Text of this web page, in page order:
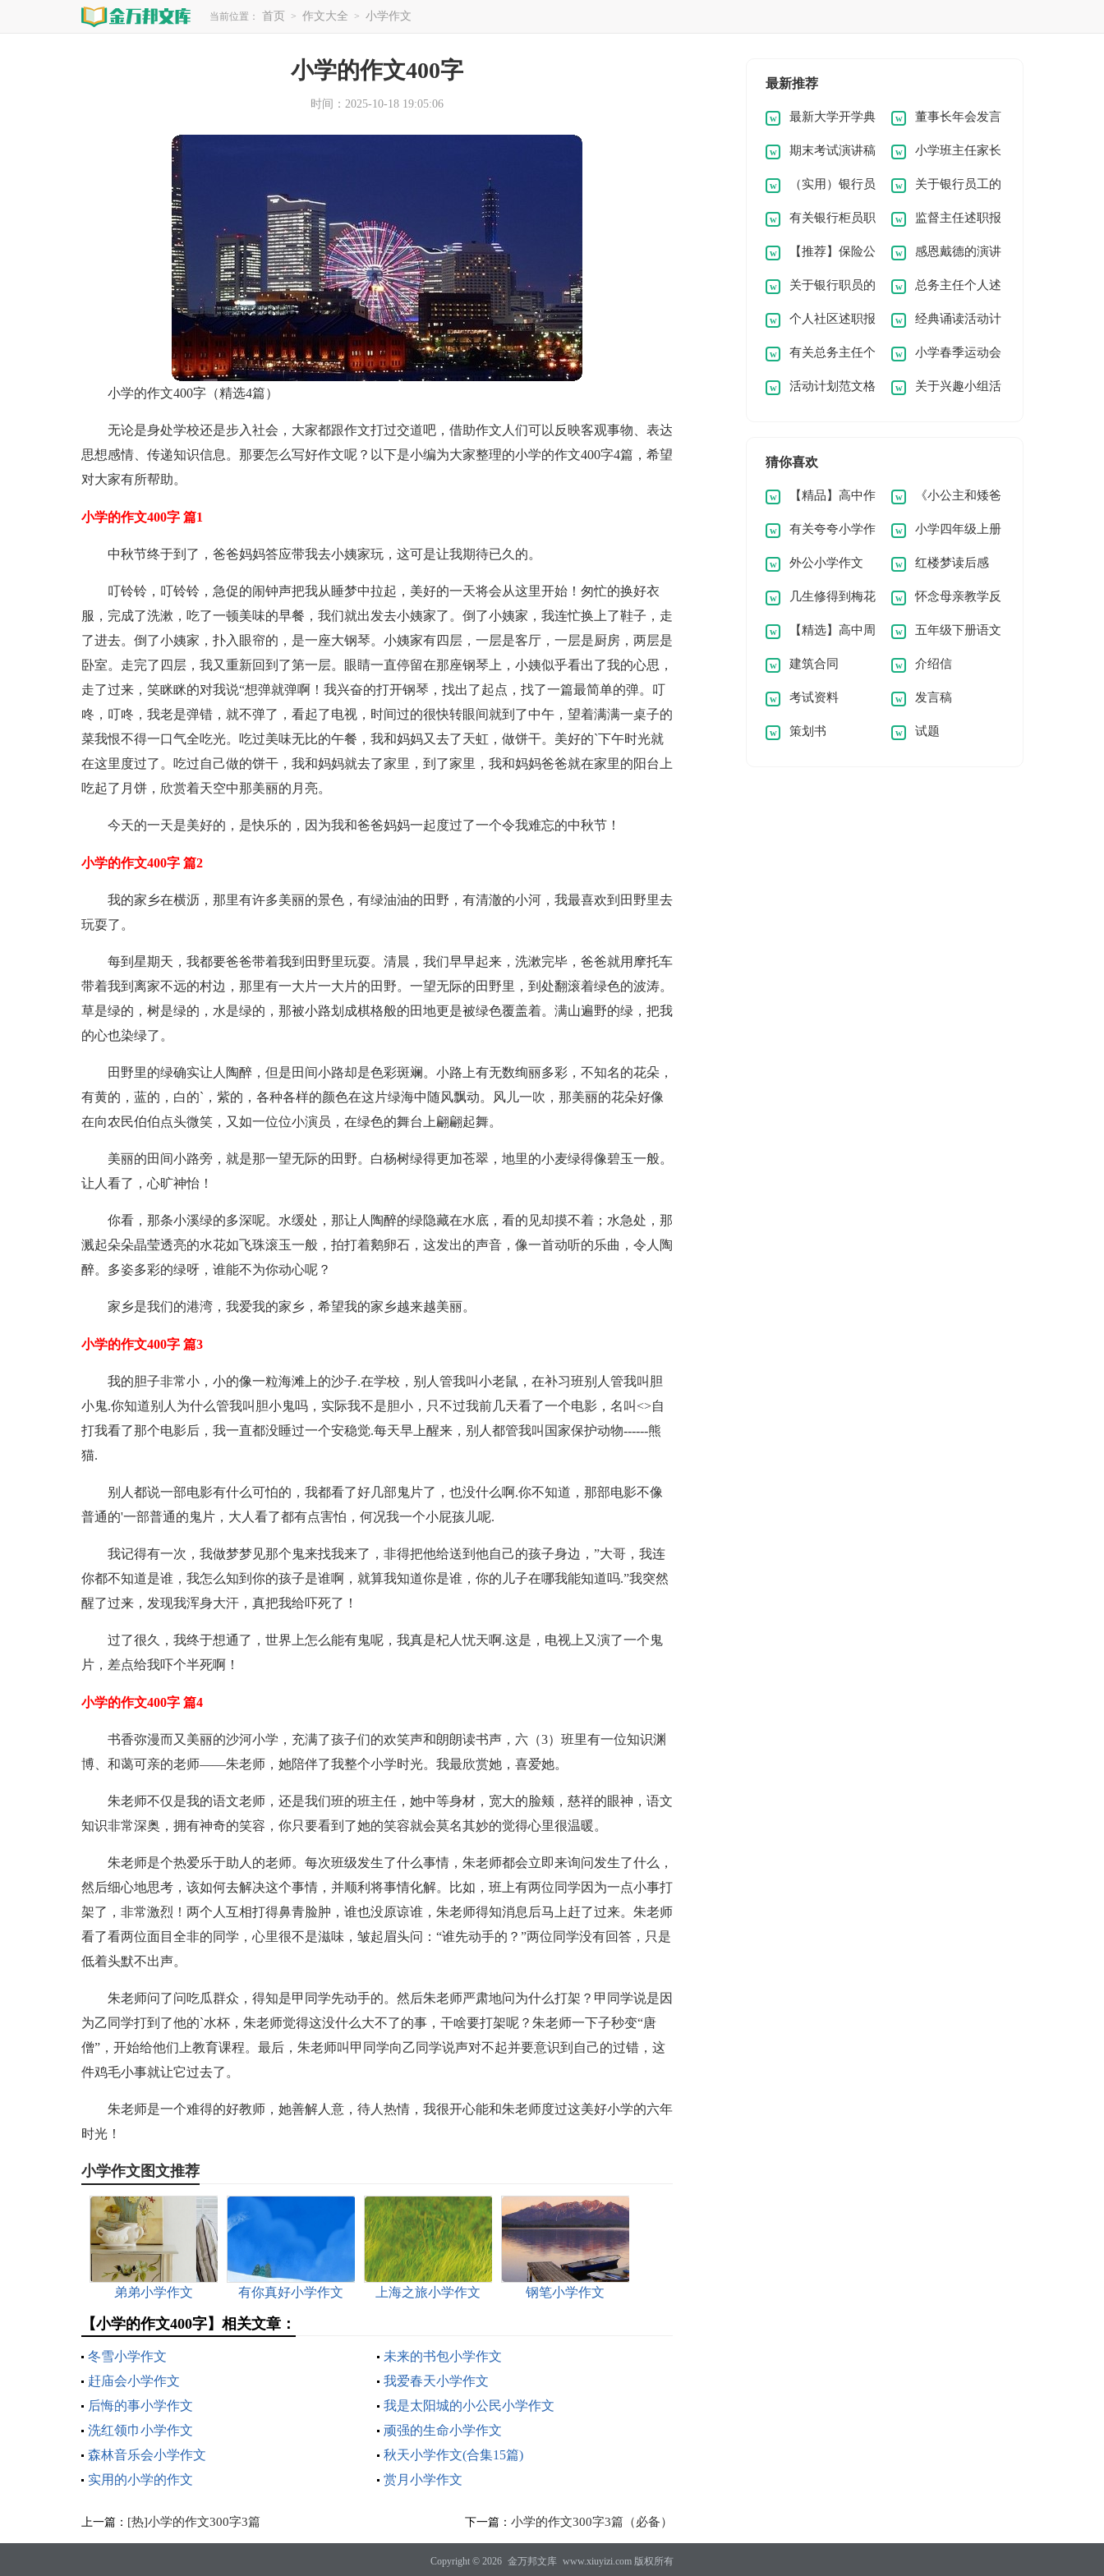
当前位置： 首页 > 作文大全 > 小学作文
小学的作文400字
时间：2025-10-18 19:05:06
小学的作文400字（精选4篇）
无论是身处学校还是步入社会，大家都跟作文打过交道吧，借助作文人们可以反映客观事物、表达
思想感情、传递知识信息。那要怎么写好作文呢？以下是小编为大家整理的小学的作文400字4篇，希望
对大家有所帮助。
小学的作文400字 篇1
中秋节终于到了，爸爸妈妈答应带我去小姨家玩，这可是让我期待已久的。
叮铃铃，叮铃铃，急促的闹钟声把我从睡梦中拉起，美好的一天将会从这里开始！匆忙的换好衣
服，完成了洗漱，吃了一顿美味的早餐，我们就出发去小姨家了。倒了小姨家，我连忙换上了鞋子，走
了进去。倒了小姨家，扑入眼帘的，是一座大钢琴。小姨家有四层，一层是客厅，一层是厨房，两层是
卧室。走完了四层，我又重新回到了第一层。眼睛一直停留在那座钢琴上，小姨似乎看出了我的心思，
走了过来，笑眯眯的对我说“想弹就弹啊！我兴奋的打开钢琴，找出了起点，找了一篇最简单的弹。叮
咚，叮咚，我老是弹错，就不弹了，看起了电视，时间过的很快转眼间就到了中午，望着满满一桌子的
菜我恨不得一口气全吃光。吃过美味无比的午餐，我和妈妈又去了天虹，做饼干。美好的`下午时光就
在这里度过了。吃过自己做的饼干，我和妈妈就去了家里，到了家里，我和妈妈爸爸就在家里的阳台上
吃起了月饼，欣赏着天空中那美丽的月亮。
今天的一天是美好的，是快乐的，因为我和爸爸妈妈一起度过了一个令我难忘的中秋节！
小学的作文400字 篇2
我的家乡在横沥，那里有许多美丽的景色，有绿油油的田野，有清澈的小河，我最喜欢到田野里去
玩耍了。
每到星期天，我都要爸爸带着我到田野里玩耍。清晨，我们早早起来，洗漱完毕，爸爸就用摩托车
带着我到离家不远的村边，那里有一大片一大片的田野。一望无际的田野里，到处翻滚着绿色的波涛。
草是绿的，树是绿的，水是绿的，那被小路划成棋格般的田地更是被绿色覆盖着。满山遍野的绿，把我
的心也染绿了。
田野里的绿确实让人陶醉，但是田间小路却是色彩斑斓。小路上有无数绚丽多彩，不知名的花朵，
有黄的，蓝的，白的`，紫的，各种各样的颜色在这片绿海中随风飘动。风儿一吹，那美丽的花朵好像
在向农民伯伯点头微笑，又如一位位小演员，在绿色的舞台上翩翩起舞。
美丽的田间小路旁，就是那一望无际的田野。白杨树绿得更加苍翠，地里的小麦绿得像碧玉一般。
让人看了，心旷神怡！
你看，那条小溪绿的多深呢。水缓处，那让人陶醉的绿隐藏在水底，看的见却摸不着；水急处，那
溅起朵朵晶莹透亮的水花如飞珠滚玉一般，拍打着鹅卵石，这发出的声音，像一首动听的乐曲，令人陶
醉。多姿多彩的绿呀，谁能不为你动心呢？
家乡是我们的港湾，我爱我的家乡，希望我的家乡越来越美丽。
小学的作文400字 篇3
我的胆子非常小，小的像一粒海滩上的沙子.在学校，别人管我叫小老鼠，在补习班别人管我叫胆
小鬼.你知道别人为什么管我叫胆小鬼吗，实际我不是胆小，只不过我前几天看了一个电影，名叫<>自
打我看了那个电影后，我一直都没睡过一个安稳觉.每天早上醒来，别人都管我叫国家保护动物------熊
猫.
别人都说一部电影有什么可怕的，我都看了好几部鬼片了，也没什么啊.你不知道，那部电影不像
普通的'一部普通的鬼片，大人看了都有点害怕，何况我一个小屁孩儿呢.
我记得有一次，我做梦梦见那个鬼来找我来了，非得把他给送到他自己的孩子身边，”大哥，我连
你都不知道是谁，我怎么知到你的孩子是谁啊，就算我知道你是谁，你的儿子在哪我能知道吗.”我突然
醒了过来，发现我浑身大汗，真把我给吓死了！
过了很久，我终于想通了，世界上怎么能有鬼呢，我真是杞人忧天啊.这是，电视上又演了一个鬼
片，差点给我吓个半死啊！
小学的作文400字 篇4
书香弥漫而又美丽的沙河小学，充满了孩子们的欢笑声和朗朗读书声，六（3）班里有一位知识渊
博、和蔼可亲的老师——朱老师，她陪伴了我整个小学时光。我最欣赏她，喜爱她。
朱老师不仅是我的语文老师，还是我们班的班主任，她中等身材，宽大的脸颊，慈祥的眼神，语文
知识非常深奥，拥有神奇的笑容，你只要看到了她的笑容就会莫名其妙的觉得心里很温暖。
朱老师是个热爱乐于助人的老师。每次班级发生了什么事情，朱老师都会立即来询问发生了什么，
然后细心地思考，该如何去解决这个事情，并顺利将事情化解。比如，班上有两位同学因为一点小事打
架了，非常激烈！两个人互相打得鼻青脸肿，谁也没原谅谁，朱老师得知消息后马上赶了过来。朱老师
看了看两位面目全非的同学，心里很不是滋味，皱起眉头问：“谁先动手的？”两位同学没有回答，只是
低着头默不出声。
朱老师问了问吃瓜群众，得知是甲同学先动手的。然后朱老师严肃地问为什么打架？甲同学说是因
为乙同学打到了他的`水杯，朱老师觉得这没什么大不了的事，干啥要打架呢？朱老师一下子秒变“唐
僧”，开始给他们上教育课程。最后，朱老师叫甲同学向乙同学说声对不起并要意识到自己的过错，这
件鸡毛小事就让它过去了。
朱老师是一个难得的好教师，她善解人意，待人热情，我很开心能和朱老师度过这美好小学的六年
时光！
小学作文图文推荐
弟弟小学作文 有你真好小学作文 上海之旅小学作文 钢笔小学作文
【小学的作文400字】相关文章：
冬雪小学作文
未来的书包小学作文
赶庙会小学作文
我爱春天小学作文
后悔的事小学作文
我是太阳城的小公民小学作文
洗红领巾小学作文
顽强的生命小学作文
森林音乐会小学作文
秋天小学作文(合集15篇)
实用的小学的作文
赏月小学作文
上一篇： [热]小学的作文300字3篇 下一篇： 小学的作文300字3篇（必备）
最新推荐
最新大学开学典
礼发言稿范文
董事长年会发言
稿精华（15篇）
期末考试演讲稿
小学
小学班主任家长
会发言稿
（实用）银行员
工述职报告
关于银行员工的
述职报告范文集锦6
篇
有关银行柜员职
等述职报告汇总5篇
监督主任述职报
告
【推荐】保险公
司述职报告三篇
感恩戴德的演讲
稿优选(5篇)
关于银行职员的
述职报告4篇
总务主任个人述
职报告模板汇编七篇
个人社区述职报
告七篇
经典诵读活动计
划合集[15篇]
有关总务主任个
人述职报告四篇
小学春季运动会
发言稿
活动计划范文格 关于兴趣小组活
猜你喜欢
【精品】高中作
文400字六篇
《小公主和矮爸
爸》读后感
有关夸夸小学作
文300字4篇
小学四年级上册
语文教学总结
外公小学作文 红楼梦读后感
(精华)
几生修得到梅花
阅读答案天津中考
怀念母亲教学反
思
【精选】高中周
记范文汇编8篇
五年级下册语文
教学计划14篇
建筑合同 介绍信
考试资料 发言稿
策划书 试题
Copyright © 2026 金万邦文库 www.xiuyizi.com 版权所有